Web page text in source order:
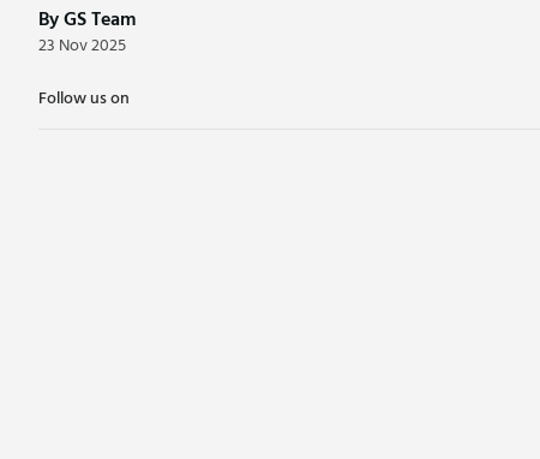
By GS Team
23 Nov 2025
Follow us on